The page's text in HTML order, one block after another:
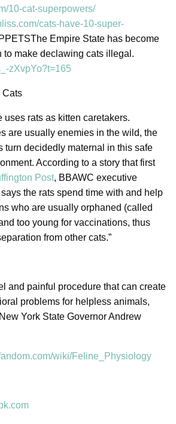
10-cat-superpowers/
cats-have-10-super-
Empire State has become
to make declawing cats illegal.
zXvpYo?t=165
Cats
uses rats as kitten caretakers.
are usually enemies in the wild, the
turn decidedly maternal in this safe
According to a story that first
Post, BBAWC executive
the rats spend time with and help
who are usually orphaned (called
too young for vaccinations, thus
from other cats.”
and painful procedure that can create
problems for helpless animals,
York State Governor Andrew
wiki/Feline_Physiology